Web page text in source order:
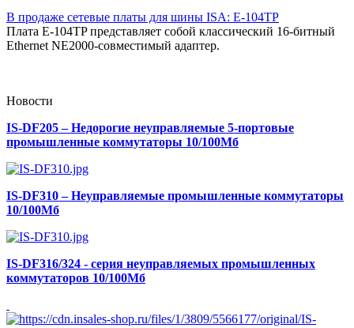
В продаже сетевые платы для шины ISA: E-104TP
Плата E-104TP представляет собой классический 16-битный
Ethernet NE2000-совместимый адаптер.
Новости
IS-DF205 – Недорогие неуправляемые 5-портовые
промышленные коммутаторы 10/100Мб
IS-DF310 – Неуправляемые промышленные коммутаторы
10/100Мб
IS-DF316/324 - серия неуправляемых промышленных
коммутаторов 10/100Мб